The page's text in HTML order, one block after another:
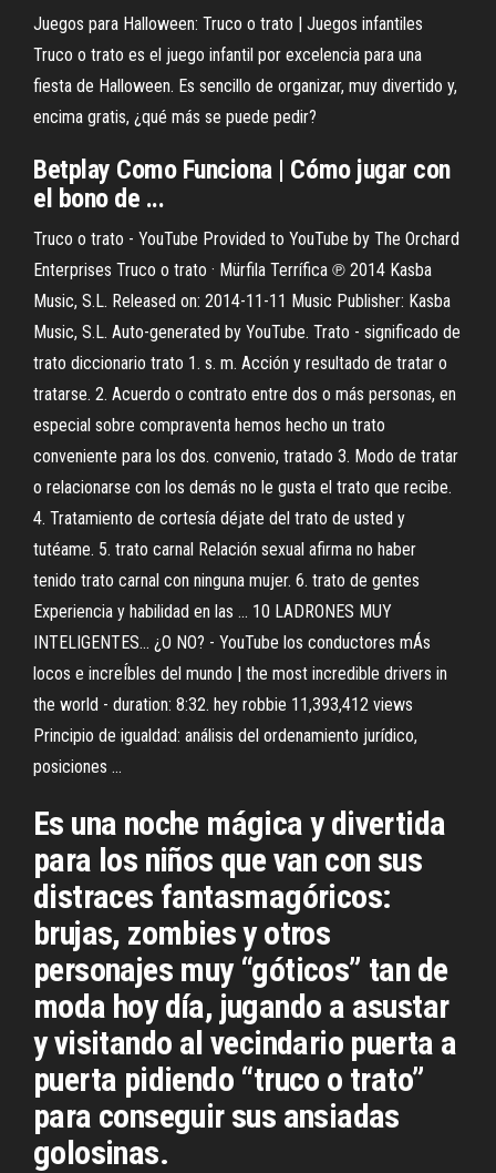
Juegos para Halloween: Truco o trato | Juegos infantiles
Truco o trato es el juego infantil por excelencia para una
fiesta de Halloween. Es sencillo de organizar, muy divertido y,
encima gratis, ¿qué más se puede pedir?
Betplay Como Funciona | Cómo jugar con
el bono de ...
Truco o trato - YouTube Provided to YouTube by The Orchard
Enterprises Truco o trato · Mürfila Terrífica ℗ 2014 Kasba
Music, S.L. Released on: 2014-11-11 Music Publisher: Kasba
Music, S.L. Auto-generated by YouTube. Trato - significado de
trato diccionario trato 1. s. m. Acción y resultado de tratar o
tratarse. 2. Acuerdo o contrato entre dos o más personas, en
especial sobre compraventa hemos hecho un trato
conveniente para los dos. convenio, tratado 3. Modo de tratar
o relacionarse con los demás no le gusta el trato que recibe.
4. Tratamiento de cortesía déjate del trato de usted y
tutéame. 5. trato carnal Relación sexual afirma no haber
tenido trato carnal con ninguna mujer. 6. trato de gentes
Experiencia y habilidad en las ... 10 LADRONES MUY
INTELIGENTES... ¿O NO? - YouTube los conductores mÁs
locos e increÍbles del mundo | the most incredible drivers in
the world - duration: 8:32. hey robbie 11,393,412 views
Principio de igualdad: análisis del ordenamiento jurídico,
posiciones ...
Es una noche mágica y divertida
para los niños que van con sus
distraces fantasmagóricos:
brujas, zombies y otros
personajes muy “góticos” tan de
moda hoy día, jugando a asustar
y visitando al vecindario puerta a
puerta pidiendo “truco o trato”
para conseguir sus ansiadas
golosinas.